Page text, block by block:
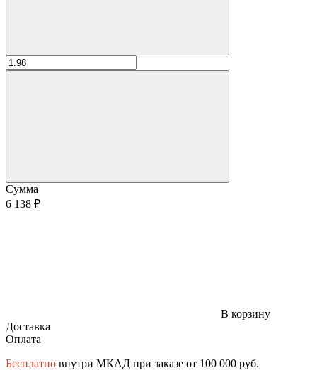
Сумма
6 138 ₽
В корзину
Доставка
Оплата
Бесплатно внутри МКАД при заказе от 100 000 руб.